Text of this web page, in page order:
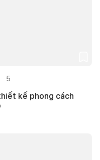
5
kế phong cách